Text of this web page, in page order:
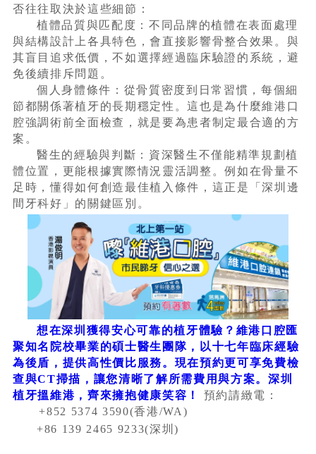
否往往取決於這些細節：
植體品質與匹配度：不同品牌的植體在表面處理
與結構設計上各具特色，會直接影響骨整合效果。與
其盲目追求低價，不如選擇經過臨床驗證的系統，避
免後續排斥問題。
個人身體條件：從骨質密度到日常習慣，每個細
節都關係著植牙的長期穩定性。這也是為什麼維港口
腔強調術前全面檢查，就是要為患者制定最合適的方
案。
醫生的經驗與判斷：資深醫生不僅能精準規劃植
體位置，更能根據實際情況靈活調整。例如在骨量不
足時，懂得如何創造最佳植入條件，這正是「深圳邊
間牙科好」的關鍵區別。
想在深圳獲得安心可靠的植牙體驗？維港口腔匯
聚知名院校畢業的碩士醫生團隊，以十七年臨床經驗
為後盾，提供高性價比服務。現在預約更可享免費檢
查與CT掃描，讓您清晰了解所需費用與方案。深圳
植牙搵維港，齊來擁抱健康笑容！
預約請緻電：
+852 5374 3590(香港/WA)
+86 139 2465 9233(深圳)